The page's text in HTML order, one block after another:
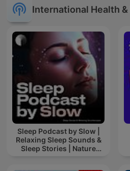
International Health
Sleep Podcast by Slow |
Relaxing Sleep Sounds &
Sleep Stories | Nature